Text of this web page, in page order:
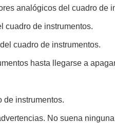
analógicos del cuadro
cuadro de instrumentos.
cuadro de instrumentos.
hasta llegarse a
de instrumentos.
No suena